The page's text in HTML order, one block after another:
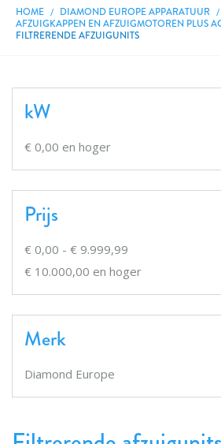
HOME
DIAMOND EUROPE APPARATUUR
AFZUIGKAPPEN EN AFZUIGMOTOREN PLUS
FILTRERENDE AFZUIGUNITS
kW
€ 0,00 en hoger
Prijs
€ 0,00 - € 9.999,99
€ 10.000,00 en hoger
Merk
Diamond Europe